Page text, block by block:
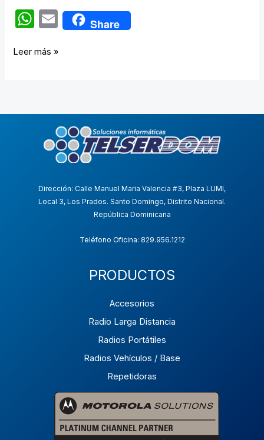
W
at
p
E
m
ail
Share
Leer más »
Dirección: Calle Manuel Maria Valencia #3, Plaza LUMI,
Local 3, Los Prados. Santo Domingo, Distrito Nacional.
República Dominicana
Teléfono Oficina: 829.956.1212
PRODUCTOS
Accesorios
Radio Larga Distancia
Radios Portátiles
Radios Vehículos / Base
Repetidoras